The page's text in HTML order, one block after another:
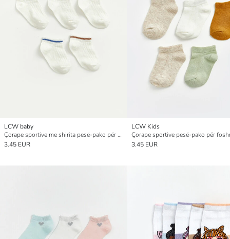
LCW baby
Çorape sportive me shirita pesë-pako për foshnja djem
3.45 EUR
LCW Kids
3.45 EUR